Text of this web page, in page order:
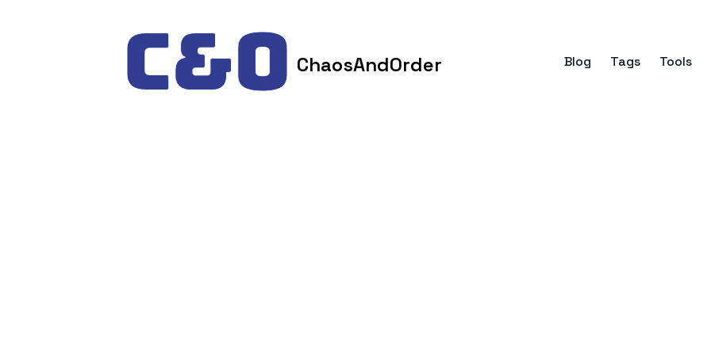
ChaosAndOrder Blog Tags Tools